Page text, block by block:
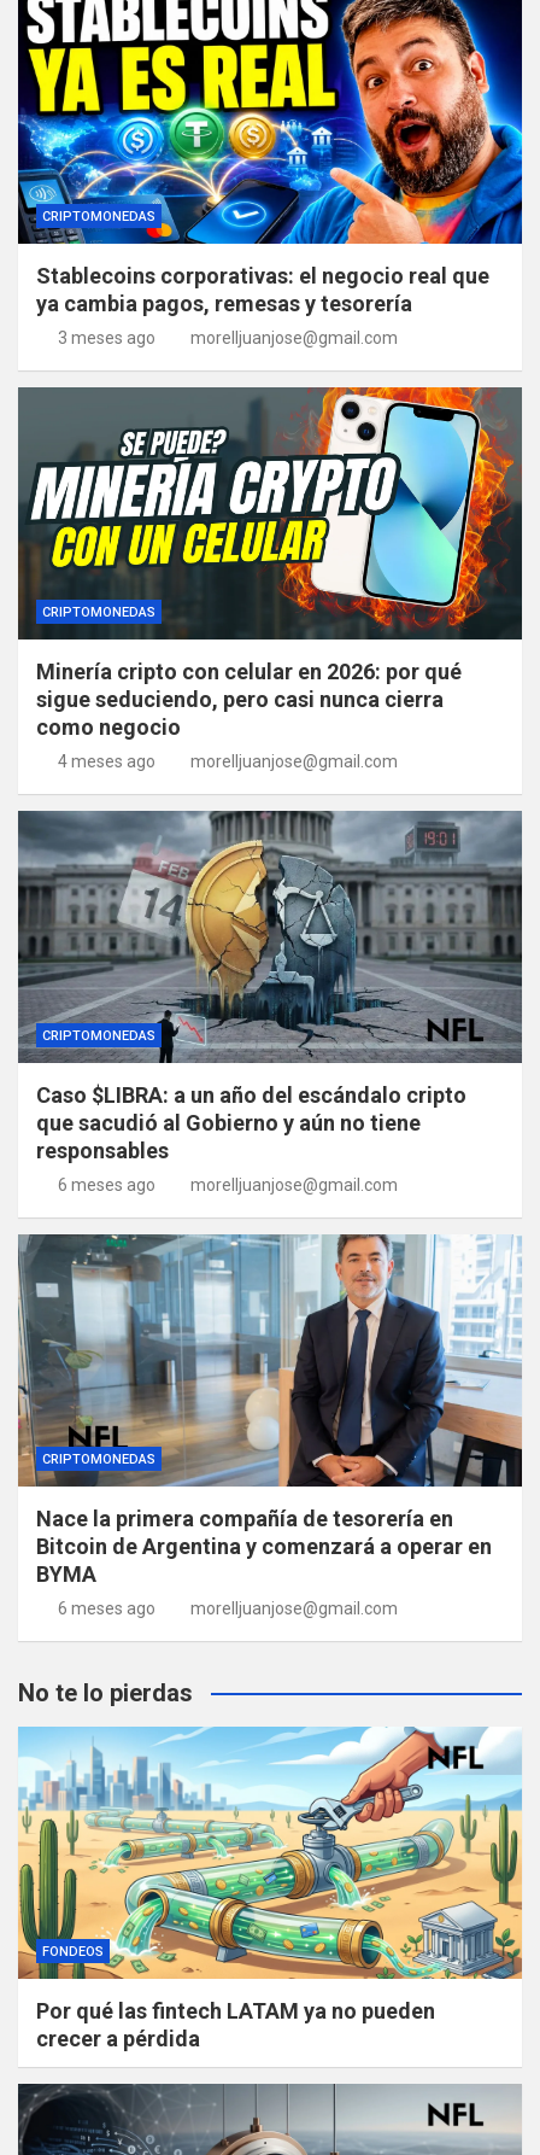
CRIPTOMONEDAS
Stablecoins corporativas: el negocio real que
ya cambia pagos, remesas y tesorería
3 meses ago morelljuanjose@gmail.com
CRIPTOMONEDAS
Minería cripto con celular en 2026: por qué
sigue seduciendo, pero casi nunca cierra
como negocio
4 meses ago morelljuanjose@gmail.com
CRIPTOMONEDAS
Caso $LIBRA: a un año del escándalo cripto
que sacudió al Gobierno y aún no tiene
responsables
6 meses ago morelljuanjose@gmail.com
CRIPTOMONEDAS
Nace la primera compañía de tesorería en
Bitcoin de Argentina y comenzará a operar en
BYMA
6 meses ago morelljuanjose@gmail.com
No te lo pierdas
FONDEOS
Por qué las fintech LATAM ya no pueden
crecer a pérdida